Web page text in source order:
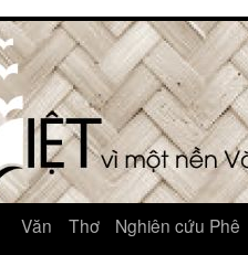
Văn Thơ
Nghiên cứu Phê